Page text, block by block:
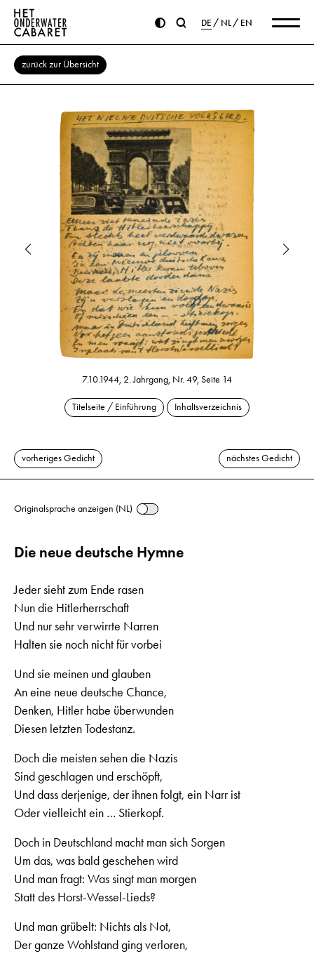
DE NL EN
zurück zur Übersicht
7.10.1944, 2. Jahrgang, Nr. 49, Seite 14
Titelseite / Einführung Inhaltsverzeichnis
vorheriges Gedicht nächstes Gedicht
Originalsprache anzeigen (NL)
Die neue deutsche Hymne
Jeder sieht zum Ende rasen
Nun die Hitlerherrschaft
Und nur sehr verwirrte Narren
Halten sie noch nicht für vorbei
Und sie meinen und glauben
An eine neue deutsche Chance,
Denken, Hitler habe überwunden
Diesen letzten Todestanz.
Doch die meisten sehen die Nazis
Sind geschlagen und erschöpft,
Und dass derjenige, der ihnen folgt, ein Narr ist
Oder vielleicht ein … Stierkopf.
Doch in Deutschland macht man sich Sorgen
Um das, was bald geschehen wird
Und man fragt: Was singt man morgen
Statt des Horst-Wessel-Lieds?
Und man grübelt: Nichts als Not,
Der ganze Wohlstand ging verloren,